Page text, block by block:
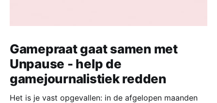
Gamepraat gaat samen met
Unpause - help de
gamejournalistiek redden
Het is je vast opgevallen: in de afgelopen maanden